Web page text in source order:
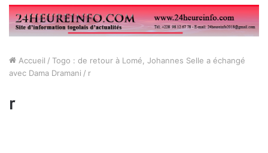
Accueil / Togo : de retour à Lomé, Johannes Selle a échangé
avec Dama Dramani / r
r